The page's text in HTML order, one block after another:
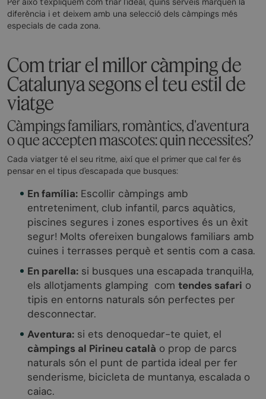
diferència i et deixem amb una selecció dels càmpings més
especials de cada zona.
Com triar el millor càmping de
Catalunya segons el teu estil de
viatge
Càmpings familiars, romàntics, d'aventura
o que accepten mascotes: quin necessites?
Cada viatger té el seu ritme, així que el primer que cal fer és
pensar en el tipus d'escapada que busques:
En família: Escollir càmpings amb
entreteniment, club infantil, parcs aquàtics,
piscines segures i zones esportives és un èxit
segur! Molts ofereixen bungalows familiars amb
cuines i terrasses perquè et sentis com a casa.
En parella: si busques una escapada tranquil·la,
els allotjaments glamping comtendes safari o
tipis en entorns naturals són perfectes per
desconnectar.
Aventura: si ets denoquedar-te quiet, el
càmpings al Pirineu català o prop de parcs
naturals són el punt de partida ideal per fer
senderisme, bicicleta de muntanya, escalada o
caiac.